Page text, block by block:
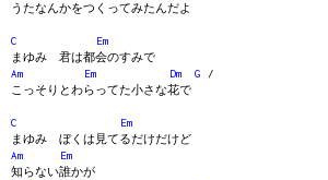
うたなんかをつくってみたんだよ
C
Em
まゆみ 君は都会のすみで
Am
Em Dm G /
こっそりとわらってた小さな花で
C
Em
まゆみ ぼくは見てるだけだけど
Am
Em
知らない誰かが